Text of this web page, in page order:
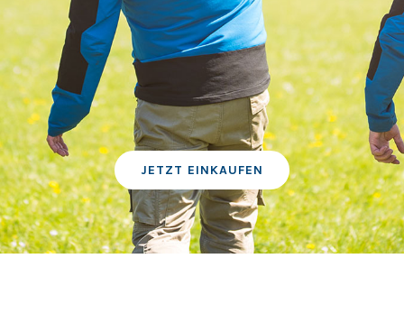
JETZT EINKAUFEN